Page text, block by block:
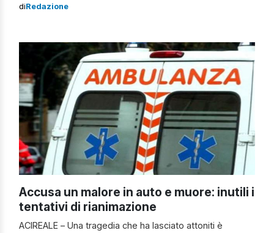
diRedazione
Accusa un malore in auto e muore: inutili i
tentativi di rianimazione
ACIREALE – Una tragedia che ha lasciato attoniti è